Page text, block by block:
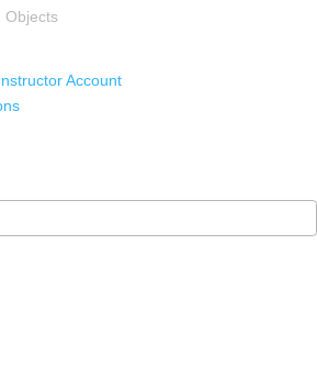
Objects
Account